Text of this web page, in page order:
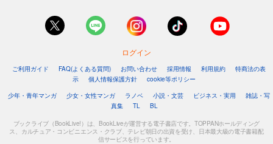
ログイン
ご利用ガイド FAQ(よくある質問) お問い合わせ 採用情報 利用規約
特商法の表
示
個人情報保護方針
cookie等ポリシー
少年・青年マンガ
少女・女性マンガ ラノベ 小説・文芸 ビジネス・実用
雑誌・写
真集
TL BL
ブックライブ（BookLive!）は、BookLiveが運営する電子書店です。TOPPANホールディング
ス、カルチュア・コンビニエンス・クラブ、テレビ朝日の出資を受け、日本最大級の電子書籍配
信サービスを行っています。